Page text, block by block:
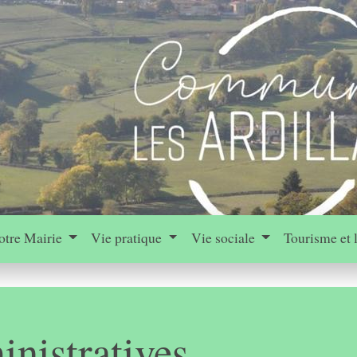
Mairie Vie pratique Vie sociale Tourisme et